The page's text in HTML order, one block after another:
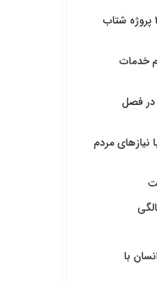
توسعه زیرساخت‌های سلامت فارس با ۳ پروژه شتاب
خدمات
در فصل
مردم
با